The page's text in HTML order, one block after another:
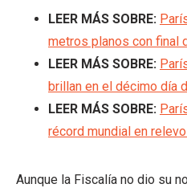
LEER MÁS SOBRE:
metros planos con final
LEER MÁS SOBRE:
brillan en el décimo día
LEER MÁS SOBRE:
récord mundial en
Aunque la Fiscalía no dio su